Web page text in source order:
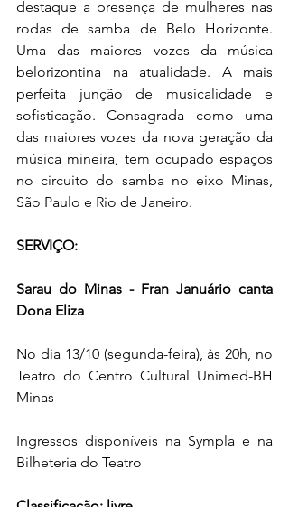
destaque a presença de mulheres nas
rodas de samba de Belo Horizonte.
Uma das maiores vozes da música
belorizontina na atualidade. A mais
perfeita junção de musicalidade e
sofisticação. Consagrada como uma
das maiores vozes da nova geração da
música mineira, tem ocupado espaços
no circuito do samba no eixo Minas,
São Paulo e Rio de Janeiro.
SERVIÇO:
Sarau do Minas - Fran Januário canta
Dona Eliza
No dia 13/10 (segunda-feira), às 20h, no
Teatro do Centro Cultural Unimed-BH
Minas
Ingressos disponíveis na Sympla e na
Bilheteria do Teatro